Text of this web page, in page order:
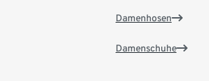
Damenhosen
Damenschuhe